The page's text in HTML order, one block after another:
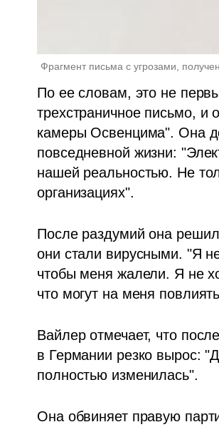
Фрагмент письма с угрозами,
По ее словам, это не
трехстраничное письмо, и
камеры Освенцима". Она
повседневной жизни:
нашей реальностью. Не
организациях".
После раздумий она
они стали вирусными. "Я
чтобы меня жалели. Я не
что могут на меня
Вайлер отмечает, что
в Германии резко вырос:
полностью изменилась".
Она обвиняет правую